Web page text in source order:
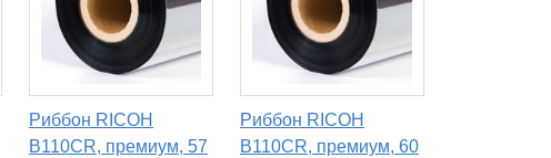
Риббон RICOH
B110CR, премиум, 57
Риббон RICOH
B110CR, премиум, 60